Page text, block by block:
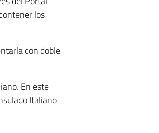
los
con doble
En este
Italiano